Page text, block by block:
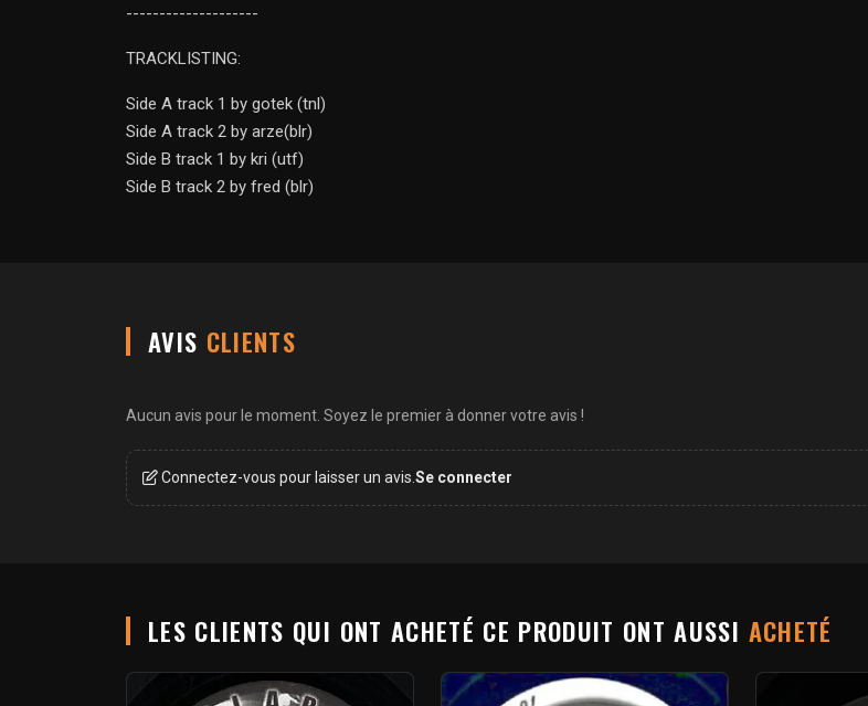
--------------------
TRACKLISTING:
Side A track 1 by gotek (tnl)
Side A track 2 by arze(blr)
Side B track 1 by kri (utf)
Side B track 2 by fred (blr)
AVIS CLIENTS
Aucun avis pour le moment. Soyez le premier à donner votre avis !
Connectez-vous pour laisser un avis.Se connecter
LES CLIENTS QUI ONT ACHETÉ CE PRODUIT ONT AUSSI ACHETÉ